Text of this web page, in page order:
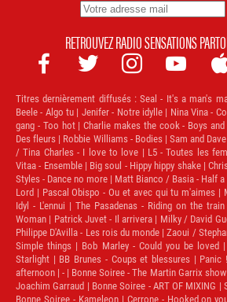
RETROUVEZ RADIO SENSATIONS
   
Titres dernièrement diffusés :Seal - It's a man's
Beele - Algo tu | Jenifer - Notre idylle | Nina Vina -
gang - Too hot | Charlie makes the cook - Boys
Des fleurs | Robbie Williams - Bodies | Sam and
/ Tina Charles - I love to love | L5 - Toutes les
Vitaa - Ensemble | Big soul - Hippy hippy shake |
Styles - Dance no more | Matt Bianco / Basia - Half
Lord | Pascal Obispo - Ou et avec qui tu m'aimes |
Idyl - L'ennui | The Pasadenas - Riding on the
Woman | Patrick Juvet - Il arrivera | Milky / David
Philippe D'Avilla - Les rois du monde | Zaoui /
Simple things | Bob Marley - Could you be loved
Starlight | BB Brunes - Coups et blessures |
afternoon | - | Bonne Soiree - The Martin Garrix
Joachim Garraud | Bonne Soiree - ART OF MIXING |
Bonne Soiree - Kameleon | Cerrone - Hooked on